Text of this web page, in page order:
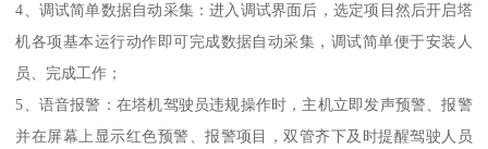
4、调试简单数据自动采集：进入调试界面后，选定项目然后开启塔
机各项基本运行动作即可完成数据自动采集，调试简单便于安装人
员、完成工作；
5、语音报警：在塔机驾驶员违规操作时，主机立即发声预警、报警
并在屏幕上显示红色预警、报警项目，双管齐下及时提醒驾驶人员